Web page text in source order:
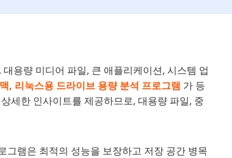
용량 미디어 파일, 큰 애플리케이션, 시스템 업
, 리눅스용 드라이브 용량 분석 프로그램 가 등
세한 인사이트를 제공하므로, 대용량 파일, 중
그램은 최적의 성능을 보장하고 저장 공간 병목